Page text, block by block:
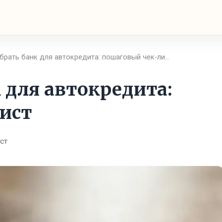
банк для автокредита: пошаговый чек-ли…
автокредита: